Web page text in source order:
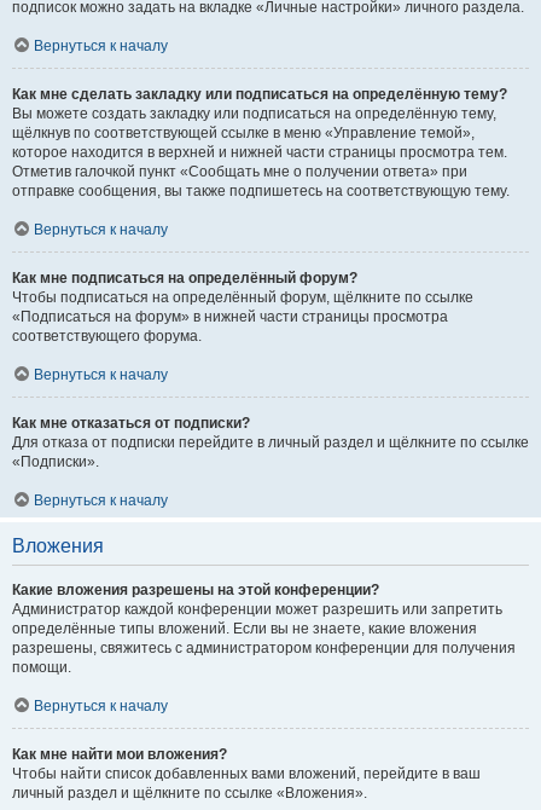
подписок можно задать на вкладке «Личные настройки» личного раздела.
Вернуться к началу
Как мне сделать закладку или подписаться на определённую тему?
Вы можете создать закладку или подписаться на определённую тему,
щёлкнув по соответствующей ссылке в меню «Управление темой»,
которое находится в верхней и нижней части страницы просмотра тем.
Отметив галочкой пункт «Сообщать мне о получении ответа» при
отправке сообщения, вы также подпишетесь на соответствующую тему.
Вернуться к началу
Как мне подписаться на определённый форум?
Чтобы подписаться на определённый форум, щёлкните по ссылке
«Подписаться на форум» в нижней части страницы просмотра
соответствующего форума.
Вернуться к началу
Как мне отказаться от подписки?
Для отказа от подписки перейдите в личный раздел и щёлкните по ссылке
«Подписки».
Вернуться к началу
Вложения
Какие вложения разрешены на этой конференции?
Администратор каждой конференции может разрешить или запретить
определённые типы вложений. Если вы не знаете, какие вложения
разрешены, свяжитесь с администратором конференции для получения
помощи.
Вернуться к началу
Как мне найти мои вложения?
Чтобы найти список добавленных вами вложений, перейдите в ваш
личный раздел и щёлкните по ссылке «Вложения».